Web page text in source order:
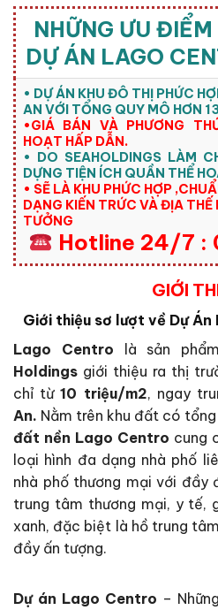
NHỮNG ƯU
DỰ ÁN LAGO
• DỰ ÁN KHU ĐÔ THỊ PHỨC
AN VỚI TỔNG QUY MÔ HƠN
•GIÁ BÁN VÀ PHƯƠNG
HOẠT HẤP DẪN.
• DO SEAHOLDINGS LÀM
DỰNG TIỆN ÍCH QUẦN THỂ
• SẼ LÀ KHU PHỨC HỢP
DẠNG KIẾN TRỨC VÀ ĐỊA THẾ
TƯỞNG
Hotline 24/7 :
GIỚI
Giới thiệu sơ lượt về Dự
Lago Centro là sản
Holdings giới thiệu ra thị
chỉ từ10 triệu/m2, ngay
An. Nằm trên khu đất có
đất nền Lago Centro cung
loại hình đa dạng nhà phố
nhà phố thương mại với đầy
trung tâm thương mại, y tế,
xanh, đặc biệt là hồ trung
đầy ấn tượng.
Dự án Lago Centro –